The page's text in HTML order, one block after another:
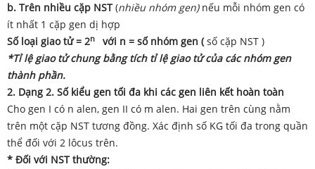
b. Trên nhiều cặp NST(nhiều nhóm gen) nếu mỗi nhóm gen có
ít nhất 1 cặp gen dị hợp
Số loại giao tử = 2n với n = số nhóm gen (số cặp NST )
*Tỉ lệ giao tử chung bằng tích tỉ lệ giao tử của các nhóm gen
thành phần.
2. Dạng 2. Số kiểu gen tối đa khi các gen liên kết hoàn toàn
Cho gen I có n alen, gen II có m alen. Hai gen trên cùng nằm
trên một cặp NST tương đồng. Xác định số KG tối đa trong quần
thể đối với 2 lôcus trên.
* Đối với NST thường: